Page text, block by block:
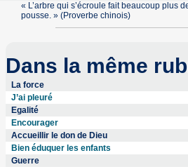
« L’arbre qui s’écroule fait beaucoup plus
pousse. » (Proverbe chinois)
Dans la même
La force
J’ai pleuré
Egalité
Encourager
Accueillir le don de Dieu
Bien éduquer les enfants
Guerre